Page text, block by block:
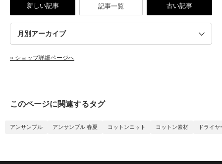
新しい記事 記事一覧 古い記事
» ショップ詳細ページへ
このページに関連するタグ
アンサンブル アンサンブル 春夏 コットンニット コットン素材 ドライヤ